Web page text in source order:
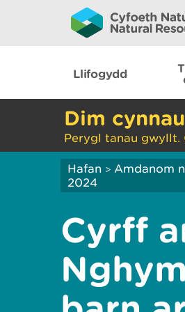
Llifogydd
Dim
Perygl tanau
Hafan > Amdanom
2024
Cyrff